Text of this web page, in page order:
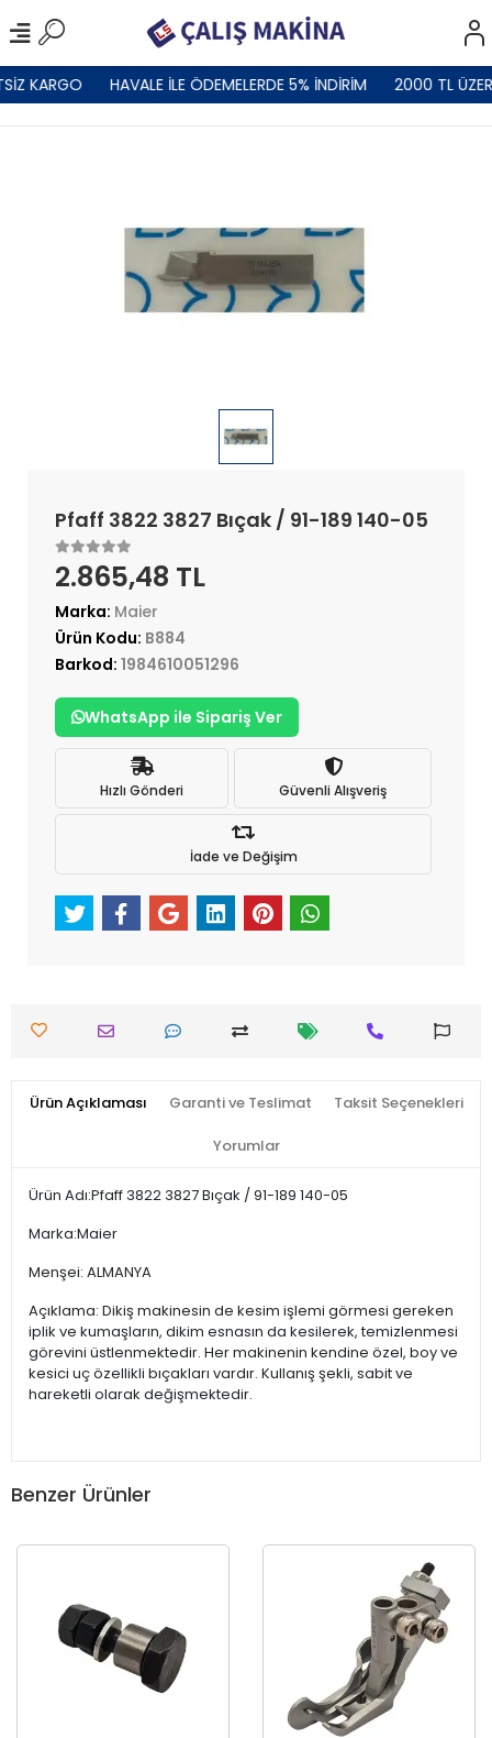
KARGO HAVALE İLE ÖDEMELERDE 5% İNDİRİM 2000 TL
Pfaff 3822 3827 Bıçak / 91-189 140-05
2.865,48 TL
Marka: Maier
Ürün Kodu: B884
Barkod: 1984610051296
WhatsApp ile Sipariş Ver
Hızlı Gönderi Güvenli Alışveriş
İade ve Değişim
Ürün Açıklaması Garanti ve Teslimat Taksit Seçenekleri
Yorumlar
Ürün Adı:Pfaff 3822 3827 Bıçak / 91-189 140-05
Marka:Maier
Menşei: ALMANYA
Açıklama: Dikiş makinesin de kesim işlemi görmesi gereken
iplik ve kumaşların, dikim esnasın da kesilerek, temizlenmesi
görevini üstlenmektedir. Her makinenin kendine özel, boy ve
kesici uç özellikli bıçakları vardır. Kullanış şekli, sabit ve
hareketli olarak değişmektedir.
Benzer Ürünler